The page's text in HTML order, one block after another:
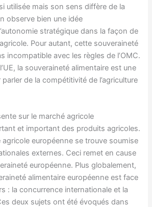
utilisée mais son sens diffère de la
observe bien une idée
stratégique dans la façon de
Pour autant, cette souveraineté
incompatible avec les règles de l’OMC.
la souveraineté alimentaire est une
de la compétitivité de l’agriculture
sur le marché agricole
et important des produits agricoles.
agricole européenne se trouve soumise
externes. Ceci remet en cause
européenne. Plus globalement,
alimentaire européenne est face
: la concurrence internationale et la
deux sujets ont été évoqués dans